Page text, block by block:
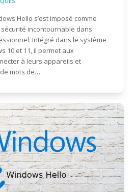
Hello s’est imposé comme
incontournable dans
Intégré dans le système
10 et 11, il permet aux
à leurs appareils et
mots de…